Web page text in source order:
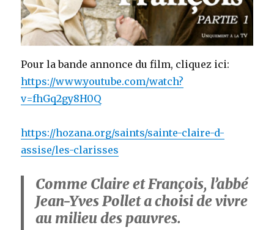
Pour la bande annonce du film, cliquez ici:
https://www.youtube.com/watch?
v=fhGq2gy8H0Q
https://hozana.org/saints/sainte-claire-d-
assise/les-clarisses
Comme Claire et François, l’abbé
Jean-Yves Pollet a choisi de vivre
au milieu des pauvres.